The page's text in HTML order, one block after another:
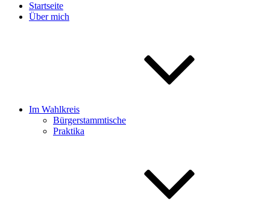
Startseite
Über mich
Im Wahlkreis
Bürgerstammtische
Praktika